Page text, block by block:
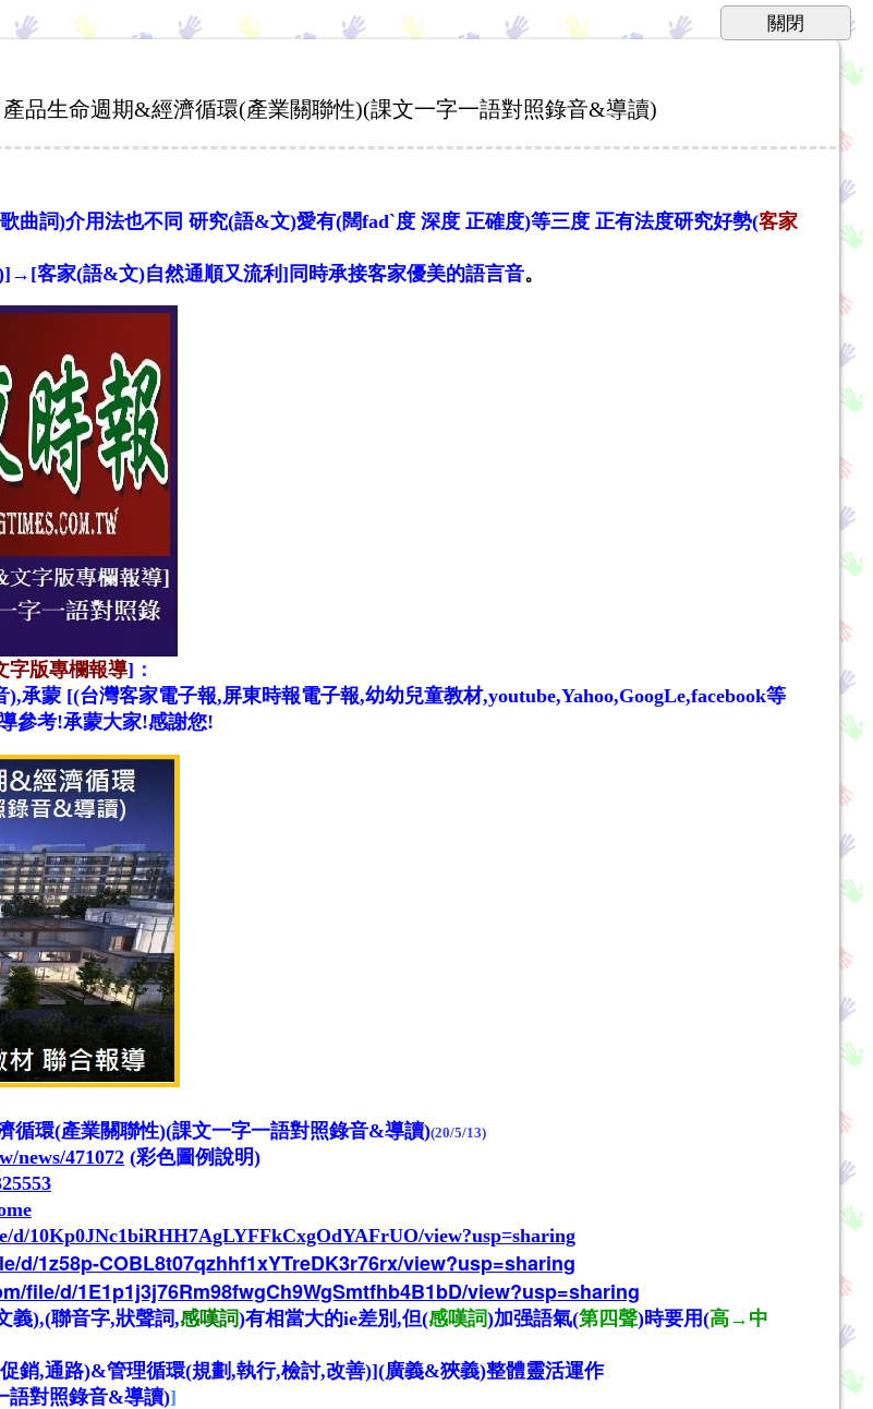
品生命週期&經濟循環(產業關聯性)(課文一字一語對照錄音&導讀)
詞)介用法也不同 研究(語&文)愛有(闊fadˋ度 深度 正確度)等三度 正有法度研究好勢(客家
客家(語&文)自然通順又流利]同時承接客家優美的語言音。
字版專欄報導] ：
),承蒙 [(台灣客家電子報,屏東時報電子報,幼幼兒童教材,youtube,Yahoo,GoogLe,facebook等
參考!承蒙大家!感謝您!
循環(產業關聯性)(課文一字一語對照錄音&導讀)(20/5/13)
news/471072(彩色圖例說明)
d/10Kp0JNc1biRHH7AgLYFFkCxgOdYAFrUO/view?usp=sharing
d/1z58p-COBL8t07qzhhf1xYTreDK3r76rx/view?usp=sharing
file/d/1E1p1j3j76Rm98fwgCh9WgSmtfhb4B1bD/view?usp=sharing
義),(聯音字,狀聲詞,感嘆詞)有相當大的ie差別,但(感嘆詞)加强語氣(第四聲)時要用(高→中
促銷,通路)&管理循環(規劃,執行,檢討,改善)](廣義&狹義)整體靈活運作
語對照錄音&導讀)]